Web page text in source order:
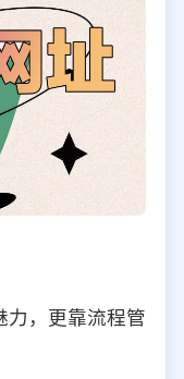
力，更靠流程管